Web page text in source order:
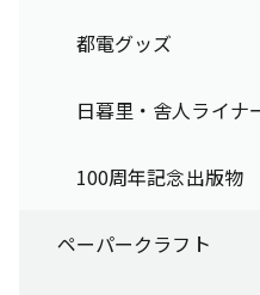
都電グッズ
日暮里・舎人ライナ
100周年記念出版物
ペーパークラフト